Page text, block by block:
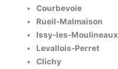
Courbevoie
Rueil-Malmaison
Issy-les-Moulineaux
Levallois-Perret
Clichy